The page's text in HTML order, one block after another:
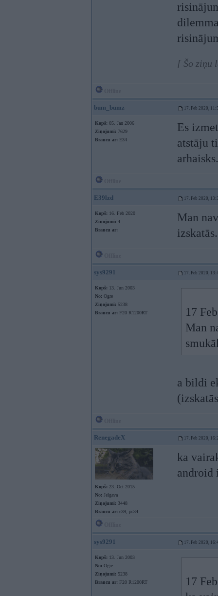
[ Šo ziņu
bum_bumz 17. Feb 2020,
Kopš: 05. Jan 2006
Ziņojumi: 7629
Braucu ar: E34
Es
atstāju
arhaisks.
E39lzd 17. Feb 2020,
Kopš: 16. Feb 2020
Ziņojumi: 4
Braucu ar:
Man
izskatās.
sys9291 17. Feb 2020,
Kopš: 13. Jun 2003
No: Ogre
Ziņojumi: 5238
Braucu ar: F20 R1200RT
17
Man
a bildi
RenegadeX 17. Feb 2020,
Kopš: 23. Oct 2015
No: Jelgava
Ziņojumi: 3448
Braucu ar: e39, pc34
ka
android
sys9291 17. Feb 2020,
Kopš: 13. Jun 2003
No: Ogre
Ziņojumi: 5238
Braucu ar: F20 R1200RT
17